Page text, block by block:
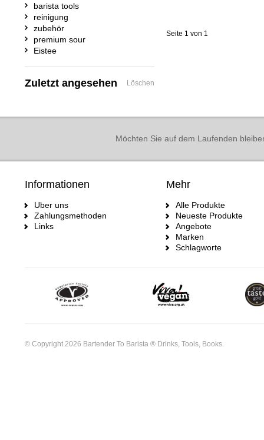
Seite 1 von 1
barista tools
reinigung
zubehör
premium sour
Eistee
Zuletzt angesehen Löschen
Möchten Sie auf dem Laufenden
Informationen
Uber uns
Zahlungsmethoden
Links
Mehr
Alle Produkte
Neueste Produkte
Angebote
Marken
Schlagworte
© Copyright 2026 Bartender To Barista ® Drinks, Tools, Books.